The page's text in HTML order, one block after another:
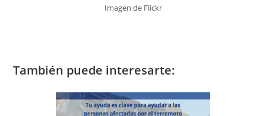
Imagen de Flickr
También puede interesarte: